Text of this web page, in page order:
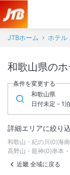
JTBホーム ホテル
和歌山県の
条件を変更する
和歌山県
日付未定 - 1
詳細エリアに絞り
和歌山・紀の川 (0)海
高野山・龍神(0)串本
近畿 全域に戻る